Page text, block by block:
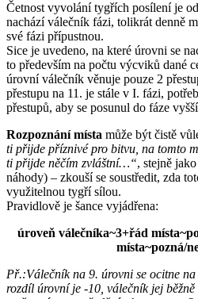
Četnost vyvolání tygřích posílení je
nachází válečník fázi, tolikrát denně
své fázi přípustnou.
Sice je uvedeno, na které úrovni se
to především na počtu výcviků dané
úrovní válečník věnuje pouze 2
přestupu na 11. je stále v I. fázi,
přestupů, aby se posunul do fáze
Rozpoznání místa může být čistě
ti přijde příznivé pro bitvu, na tomto
ti přijde něčím zvláštní…“, stejně
náhody) – zkouší se soustředit, zda
využitelnou tygří sílou.
Pravidlově je šance vyjádřena:
úroveň válečníka~3+řád
místa~pozná/
Př.:Válečník na 9. úrovni se ocitne
rozdíl úrovní je -10, válečník jej